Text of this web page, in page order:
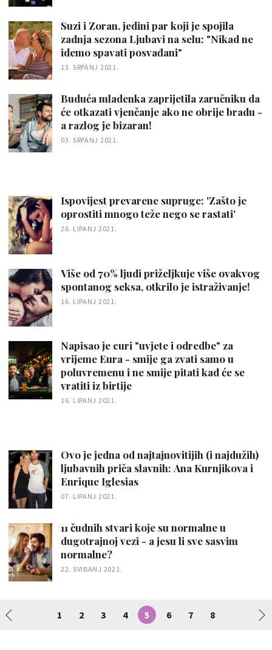
Suzi i Zoran, jedini par koji je spojila
zadnja sezona Ljubavi na selu: "Nikad ne
idemo spavati posvađani"
13. SRPANJ 2021.
Buduća mladenka zaprijetila zaručniku da
će otkazati vjenčanje ako ne obrije bradu -
a razlog je bizaran!
03. SRPANJ 2021.
Ispovijest prevarene supruge: 'Zašto je
oprostiti mnogo teže nego se rastati'
26. LIPANJ 2021.
Više od 70% ljudi priželjkuje više ovakvog
spontanog seksa, otkrilo je istraživanje!
16. LIPANJ 2021.
Napisao je curi "uvjete i odredbe" za
vrijeme Eura - smije ga zvati samo u
poluvremenu i ne smije pitati kad će se
vratiti iz birtije
16. LIPANJ 2021.
Ovo je jedna od najtajnovitijih (i najdužih)
ljubavnih priča slavnih: Ana Kurnjikova i
Enrique Iglesias
07. LIPANJ 2021.
11 čudnih stvari koje su normalne u
dugotrajnoj vezi - a jesu li sve sasvim
normalne?
22. SVIBANJ 2021.
1 2 3 4 5 6 7 8